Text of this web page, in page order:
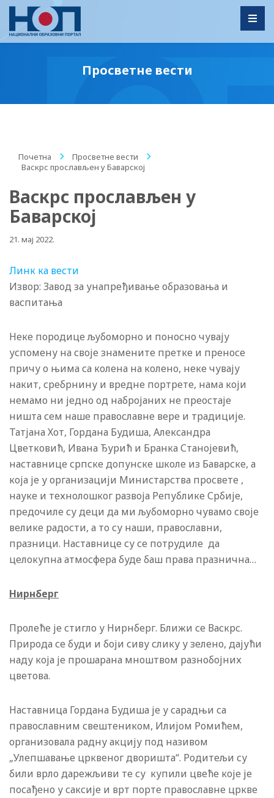
Просветне вести
Почетна / Просветне вести
/
Baскрс прослављен у Баварској
Baскрс прослављен у
Баварској
21. мај 2022.
Линк ка вести
Извор: Завод за унапређивање образовања и
васпитања
Неке породице љубоморно и поносно чувају
успомену на своје знамените претке и преносе
причу о њима са колена на колено, неке чувају
накит, сребрнину и вредне портрете, нама који
немамо ни једно од набројаних не преостаје
ништа сем наше православне вере и традиције.
Татјана Хот, Гордана Будиша, Александра
Цветковић, Ивана Ђурић и Бранка Станојевић,
наставнице српске допунске школе из Баварске, а
која је у организацији Министарства просвете ,
науке и технолошког развоја Републике Србије,
предочиле су деци да ми љубоморно чувамо своје
велике радости, а то су наши, православни,
празници. Наставнице су се потрудиле да
целокупна атмосфера буде баш права празнична…
Нирнберг
Пролеће је стигло у Нирнберг. Ближи се Васкрс.
Природа се буди и боји сиву слику у зелено, дајући
наду која је прошарана мноштвом разнобојних
цветова.
Наставница Гордана Будиша је у сарадњи са
православним свештеником, Илијом Ромићем,
организовала радну акцију под називом
„Улепшавање црквеног дворишта“. Родитељи су
били врло дарежљиви те су купили цвеће које је
посађено у саксије и врт порте православне цркве